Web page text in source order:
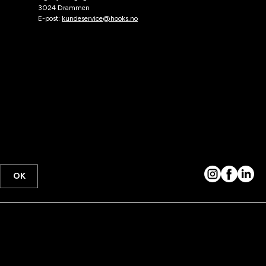
3024 Drammen
E-post: kundeservice@hooks.no
OK